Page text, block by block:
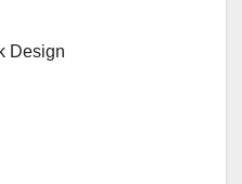
Design